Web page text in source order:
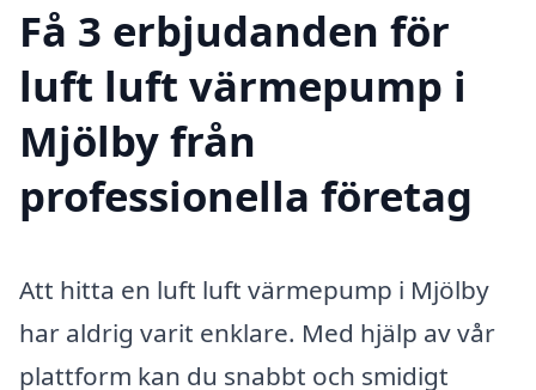
Få 3 erbjudanden för
luft luft värmepump i
Mjölby från
professionella företag
Att hitta en luft luft värmepump i Mjölby
har aldrig varit enklare. Med hjälp av vår
plattform kan du snabbt och smidigt